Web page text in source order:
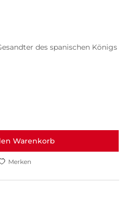
des spanischen Königs
Warenkorb
Merken